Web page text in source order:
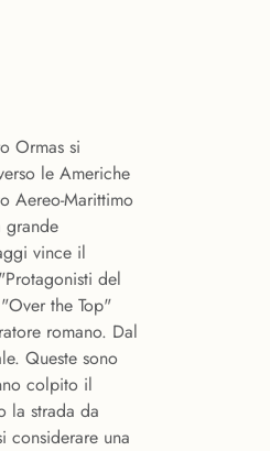
Ormas si
le Americhe
Aereo-Marittimo
grande
vince il
del
the Top"
romano. Dal
Queste sono
colpito il
la strada da
considerare una